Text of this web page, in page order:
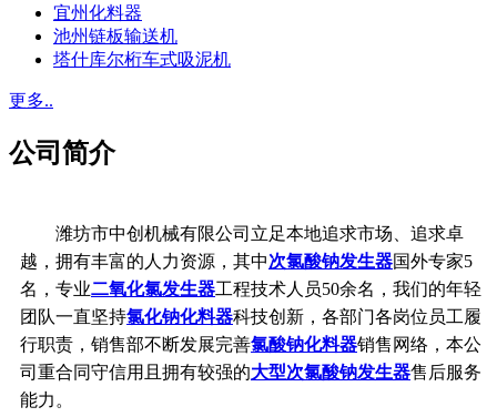
宜州化料器
池州链板输送机
塔什库尔桁车式吸泥机
更多..
公司简介
潍坊市中创机械有限公司立足本地追求市场、追求卓
越，拥有丰富的人力资源，其中次氯酸钠发生器国外专家5
名，专业二氧化氯发生器工程技术人员50余名，我们的年轻
团队一直坚持氯化钠化料器科技创新，各部门各岗位员工履
行职责，销售部不断发展完善氯酸钠化料器销售网络，本公
司重合同守信用且拥有较强的大型次氯酸钠发生器售后服务
能力。